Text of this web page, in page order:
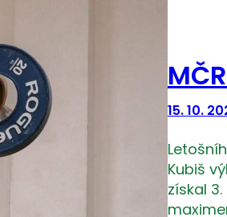
15. 10.
Kubiš
získal